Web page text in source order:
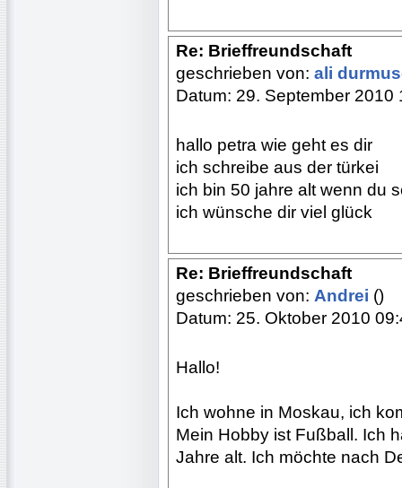
Re: Brieffreundschaft
geschrieben von: ali
Datum: 29. September 2010
hallo petra wie geht es dir
ich schreibe aus der türkei
ich bin 50 jahre alt wenn du
ich wünsche dir viel glück
Re: Brieffreundschaft
geschrieben von: Andrei ()
Datum: 25. Oktober 2010
Hallo!
Ich wohne in Moskau, ich
Mein Hobby ist Fußball. Ich
Jahre alt. Ich möchte nach